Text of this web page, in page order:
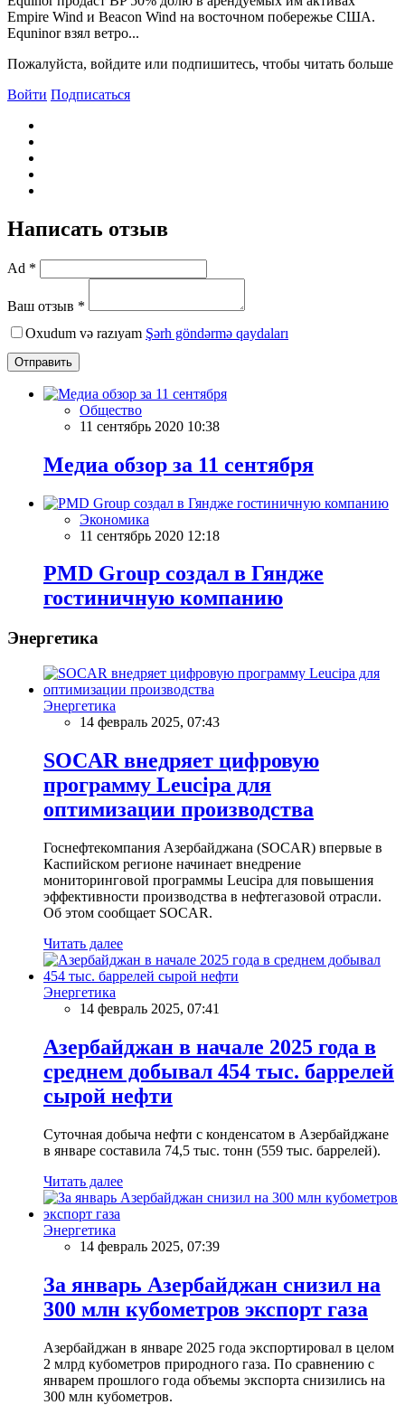
Empire Wind и Beacon Wind на восточном побережье США.
Equninor взял ветро...
Пожалуйста, войдите или подпишитесь, чтобы читать больше
Войти Подписаться
Написать отзыв
Ad *
Ваш отзыв *
Oxudum və razıyam Şərh göndərmə qaydaları
Отправить
Общество
11 сентябрь 2020 10:38
Meдиа обзор за 11 сентября
Экономика
11 сентябрь 2020 12:18
PMD Group создал в Гяндже
гостиничную компанию
Энергетика
Энергетика
14 февраль 2025, 07:43
SOCAR внедряет цифровую
программу Leucipa для
оптимизации производства
Госнефтекомпания Азербайджана (SOCAR) впервые в
Каспийском регионе начинает внедрение
мониторинговой программы Leucipa для повышения
эффективности производства в нефтегазовой отрасли.
Об этом сообщает SOCAR.
Читать далее
Энергетика
14 февраль 2025, 07:41
Азербайджан в начале 2025 года в
среднем добывал 454 тыс. баррелей
сырой нефти
Суточная добыча нефти с конденсатом в Азербайджане
в январе составила 74,5 тыс. тонн (559 тыс. баррелей).
Читать далее
Энергетика
14 февраль 2025, 07:39
За январь Азербайджан снизил на
300 млн кубометров экспорт газа
Азербайджан в январе 2025 года экспортировал в целом
2 млрд кубометров природного газа. По сравнению с
январем прошлого года объемы экспорта снизились на
300 млн кубометров.